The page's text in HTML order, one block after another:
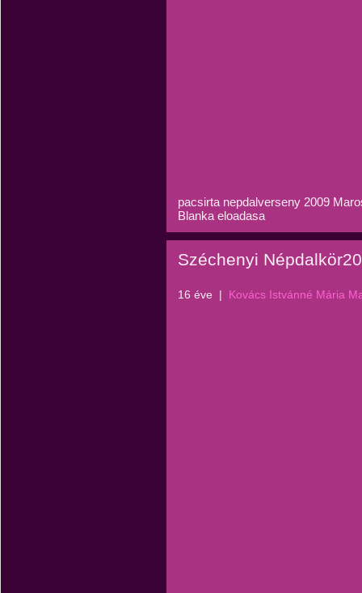
pacsirta nepdalverseny 2009
Blanka eloadasa
Széchenyi
16 éve | Kovács Istvánné Mária